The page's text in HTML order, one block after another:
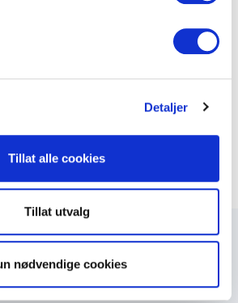
Detaljer
Tillat alle cookies
Tillat utvalg
nødvendige cookies
Norge med elektro-tekniske